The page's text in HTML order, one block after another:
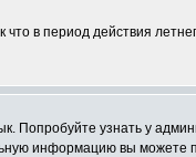
в период действия
Попробуйте узнать у
информацию вы можете